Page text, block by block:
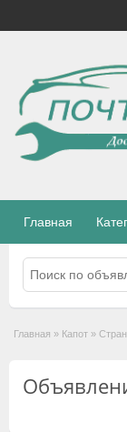
Главная
Главная » Капот »